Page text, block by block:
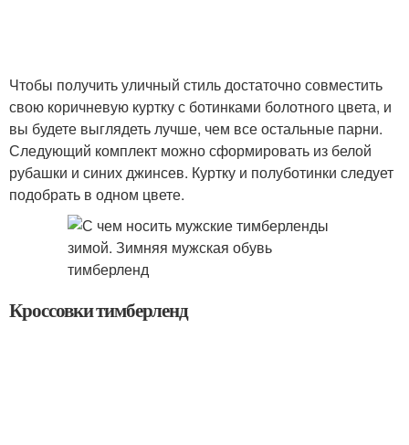
Чтобы получить уличный стиль достаточно совместить
свою коричневую куртку с ботинками болотного цвета, и
вы будете выглядеть лучше, чем все остальные парни.
Следующий комплект можно сформировать из белой
рубашки и синих джинсев. Куртку и полуботинки следует
подобрать в одном цвете.
Кроссовки тимберленд